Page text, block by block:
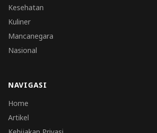
Kesehatan
Kuliner
Mancanegara
Nasional
NAVIGASI
Home
Artikel